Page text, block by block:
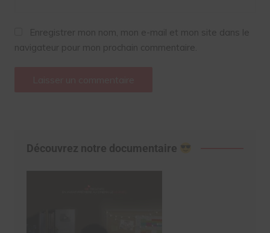
Enregistrer mon nom, mon e-mail et mon site dans le
navigateur pour mon prochain commentaire.
Découvrez notre documentaire